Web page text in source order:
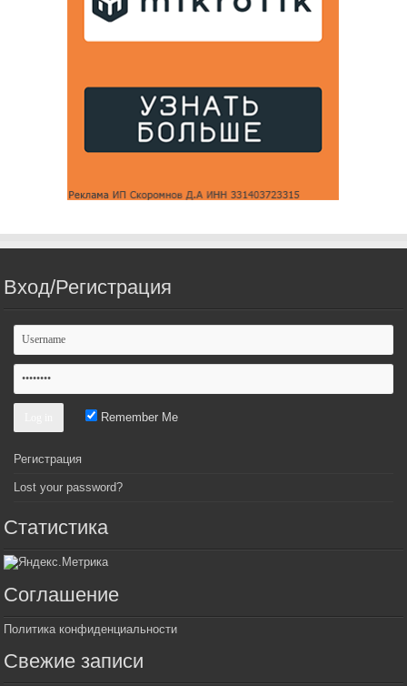
Вход/Регистрация
Remember Me
Регистрация
Lost your password?
Статистика
Соглашение
Политика конфиденциальности
Свежие записи